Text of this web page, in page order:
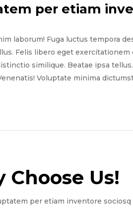
per etiam
laborum! Fuga luctus tempora
Felis libero eget
similique. Beatae ipsa
Voluptate minima
Choose Us!​
per etiam inventore sociosq